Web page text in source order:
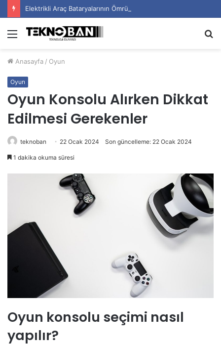
Elektrikli Araç Bataryalarının Ömrü Nasıl Uzatılır?
Menü
Anasayfa / Oyun
Oyun
Oyun Konsolu Alırken Dikkat
Edilmesi Gerekenler
teknoban 22 Ocak 2024 Son güncelleme: 22 Ocak 2024
1 dakika okuma süresi
Oyun konsolu seçimi nasıl
yapılır?